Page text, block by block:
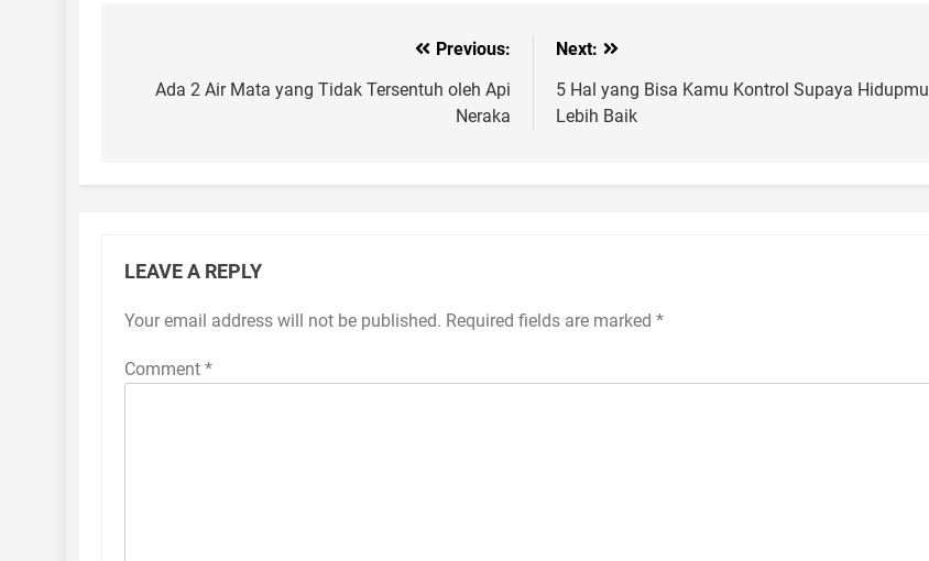
navigation
Previous:
Ada 2 Air Mata yang Tidak Tersentuh oleh Api
Neraka
Next:
5 Hal yang Bisa Kamu Kontrol Supaya Hidupmu
Lebih Baik
LEAVE A REPLY
Your email address will not be published. Required fields are marked *
Comment *